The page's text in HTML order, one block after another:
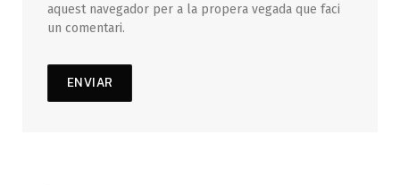
aquest navegador per a la propera vegada que faci
un comentari.